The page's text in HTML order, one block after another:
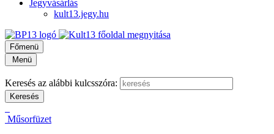
Jegyvásárlás
kult13.jegy.hu
Főmenü
Menü
Keresés az alábbi kulcsszóra:
Műsorfüzet